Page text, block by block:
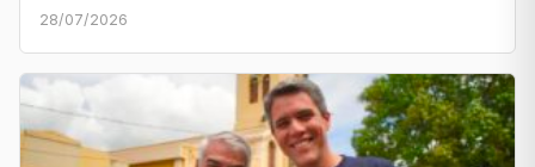
28/07/2026